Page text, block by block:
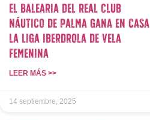
El Balearia del Real Club
Náutico de Palma gana en casa
la Liga Iberdrola de Vela
Femenina
LEER MÁS >>
14 septiembre, 2025